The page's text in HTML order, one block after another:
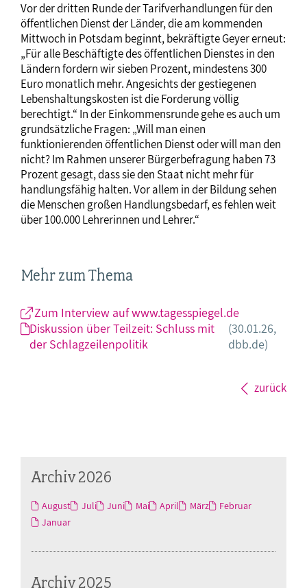
Vor der dritten Runde der Tarifverhandlungen für den
öffentlichen Dienst der Länder, die am kommenden
Mittwoch in Potsdam beginnt, bekräftigte Geyer erneut:
„Für alle Beschäftigte des öffentlichen Dienstes in den
Ländern fordern wir sieben Prozent, mindestens 300
Euro monatlich mehr. Angesichts der gestiegenen
Lebenshaltungskosten ist die Forderung völlig
berechtigt.“ In der Einkommensrunde gehe es auch um
grundsätzliche Fragen: „Will man einen
funktionierenden öffentlichen Dienst oder will man den
nicht? Im Rahmen unserer Bürgerbefragung haben 73
Prozent gesagt, dass sie den Staat nicht mehr für
handlungsfähig halten. Vor allem in der Bildung sehen
die Menschen großen Handlungsbedarf, es fehlen weit
über 100.000 Lehrerinnen und Lehrer.“
Mehr zum Thema
Zum Interview auf www.tagesspiegel.de
Diskussion über Teilzeit: Schluss mit
der Schlagzeilenpolitik
(30.01.26,
dbb.de)
zurück
Archiv 2026
August Juli Juni Mai April März
Februar
Januar
Archiv 2025